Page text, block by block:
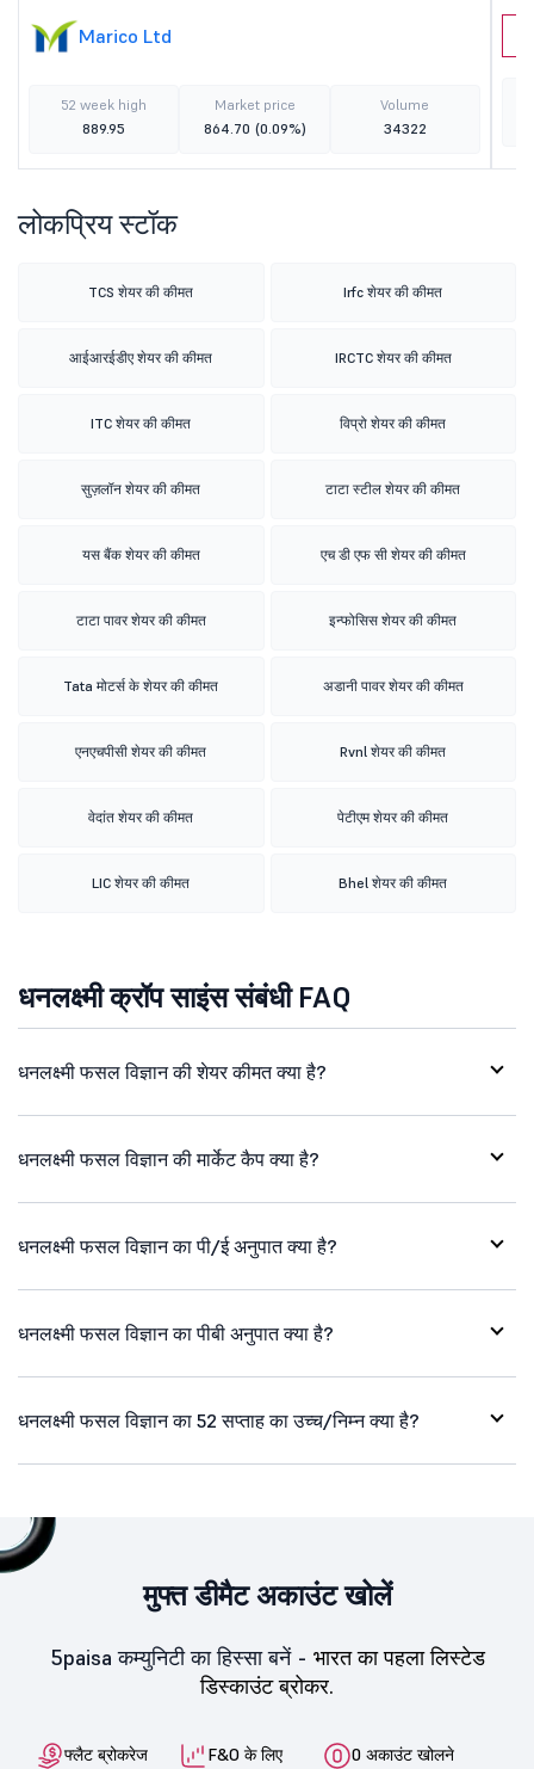
Marico Ltd
52 week high
889.95
Market price
864.70 (0.09%)
Volume
34322
लोकप्रिय स्टॉक
TCS शेयर की कीमत Irfc शेयर की कीमत
आईआरईडीए शेयर की कीमत IRCTC शेयर की कीमत
ITC शेयर की कीमत विप्रो शेयर की कीमत
सुज़लॉन शेयर की कीमत टाटा स्टील शेयर की कीमत
यस बैंक शेयर की कीमत एच डी एफ सी शेयर की कीमत
टाटा पावर शेयर की कीमत इन्फोसिस शेयर की कीमत
Tata मोटर्स के शेयर की कीमत अडानी पावर शेयर की कीमत
एनएचपीसी शेयर की कीमत Rvnl शेयर की कीमत
वेदांत शेयर की कीमत पेटीएम शेयर की कीमत
LIC शेयर की कीमत Bhel शेयर की कीमत
धनलक्ष्मी क्रॉप साइंस संबंधी FAQ
धनलक्ष्मी फसल विज्ञान की शेयर कीमत क्या है?
धनलक्ष्मी फसल विज्ञान की मार्केट कैप क्या है?
धनलक्ष्मी फसल विज्ञान का पी/ई अनुपात क्या है?
धनलक्ष्मी फसल विज्ञान का पीबी अनुपात क्या है?
धनलक्ष्मी फसल विज्ञान का 52 सप्ताह का उच्च/निम्न क्या है?
मुफ्त डीमैट अकाउंट खोलें
5paisa कम्युनिटी का हिस्सा बनें - भारत का पहला लिस्टेड
डिस्काउंट ब्रोकर.
फ्लैट ब्रोकरेज
F&O के लिए
0 अकाउंट खोलने